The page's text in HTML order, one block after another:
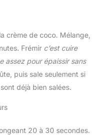
crème de coco. Mélange,
Frémir c’est cuire
assez pour épaissir sans
puis sale seulement si
déjà bien salées.
20 à 30 secondes.